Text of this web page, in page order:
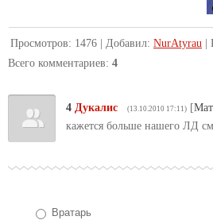
Просмотров: 1476 Добавил: NurAtyrau
Всего комментариев: 4
4 Дукалис (13.10.2010 17:11) [
кажется больше нашего ЛД
Вратарь